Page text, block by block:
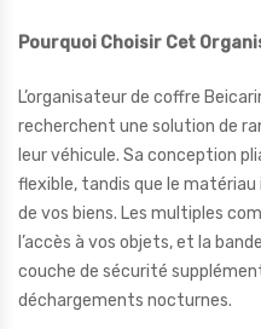
Pourquoi Choisir Cet
L’organisateur de coffre
recherchent une solution de
leur véhicule. Sa conception
flexible, tandis que le
de vos biens. Les multiples
l’accès à vos objets, et la
couche de sécurité
déchargements nocturnes.